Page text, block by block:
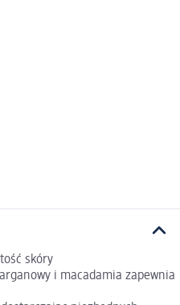
skóry
i macadamia zapewnia